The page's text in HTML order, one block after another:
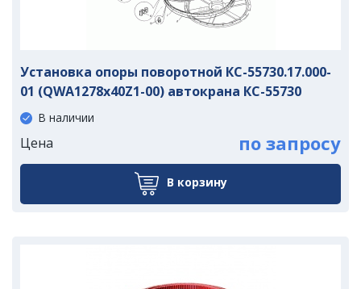
Установка опоры поворотной КС-55730.17.000-
01 (QWA1278x40Z1-00) автокрана КС-55730
В наличии
Цена по запросу
В корзину